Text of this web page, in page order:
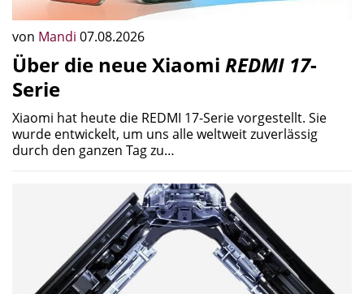
von Mandi 07.08.2026
Über die neue Xiaomi REDMI 17-
Serie
Xiaomi hat heute die REDMI 17-Serie vorgestellt. Sie
wurde entwickelt, um uns alle weltweit zuverlässig
durch den ganzen Tag zu…